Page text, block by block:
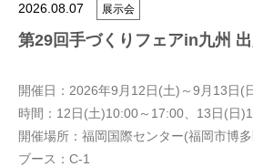
2026.08.07 展示会
第29回手づくりフェアin九州
開催日：2026年9月12日(土)～9月13日(
時間：12日(土)10:00～17:00、13日(日
開催場所：福岡国際センター(福岡市博
ブース：C-1